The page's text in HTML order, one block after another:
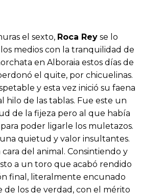
el sexto, Roca Rey se lo
medios con la tranquilidad de
en Alboraia estos días de
el quite, por chicuelinas.
y esta vez inició su faena
hilo de las tablas. Fue este un
de la fijeza pero al que había
poder ligarle los muletazos.
quietud y valor insultantes.
del animal. Consintiendo y
a un toro que acabó rendido
final, literalmente encunado
de los de verdad, con el mérito